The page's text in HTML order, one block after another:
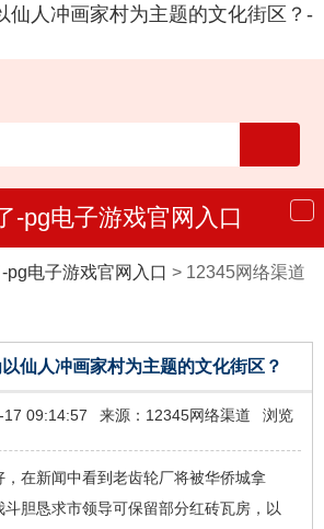
仙人冲画家村为主题的文化街区？-
导
航
-pg电子游戏官网入口
pg电子游戏官网入口 > 12345网络渠道
仙人冲画家村为主题的文化街区？
17 09:14:57 来源：12345网络渠道
浏览
在新闻中看到老齿轮厂将被华侨城拿
胆恳求市领导可保留部分红砖瓦房，以